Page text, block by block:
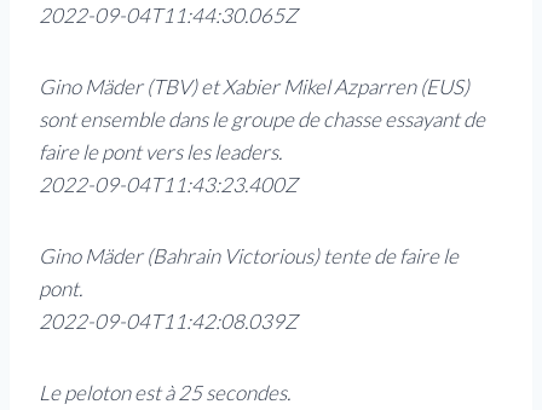
2022-09-04T11:44:30.065Z
Gino Mäder (TBV) et Xabier Mikel Azparren (EUS)
sont ensemble dans le groupe de chasse essayant de
faire le pont vers les leaders.
2022-09-04T11:43:23.400Z
Gino Mäder (Bahrain Victorious) tente de faire le
pont.
2022-09-04T11:42:08.039Z
Le peloton est à 25 secondes.